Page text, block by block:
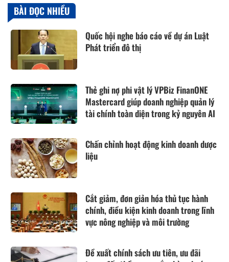
BÀI ĐỌC NHIỀU
Quốc hội nghe báo cáo về dự án Luật
Phát triển đô thị
Thẻ ghi nợ phi vật lý VPBiz FinanONE
Mastercard giúp doanh nghiệp quản lý
tài chính toàn diện trong kỷ nguyên AI
Chấn chỉnh hoạt động kinh doanh dược
liệu
Cắt giảm, đơn giản hóa thủ tục hành
chính, điều kiện kinh doanh trong lĩnh
vực nông nghiệp và môi trường
Đề xuất chính sách ưu tiên, ưu đãi